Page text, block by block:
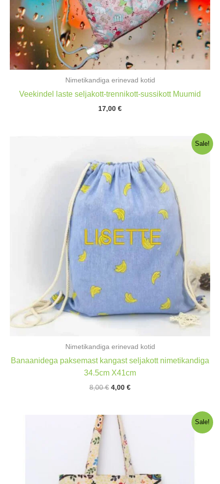
Nimetikandiga erinevad kotid
Veekindel laste seljakott-trennikott-sussikott Muumid
17,00 €
Sale!
Nimetikandiga erinevad kotid
Banaanidega paksemast kangast seljakott nimetikandiga
34.5cm X41cm
8,00€ Algne
8,00 €.
4,00 €Praegune
Sale!